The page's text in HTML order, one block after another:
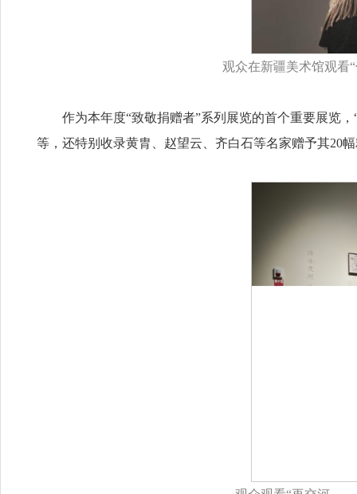
观众在新疆美术馆观
作为本年度“致敬捐赠者”系列展览的首个重要展览
等，还特别收录黄胄、赵望云、齐白石等名家赠予其20